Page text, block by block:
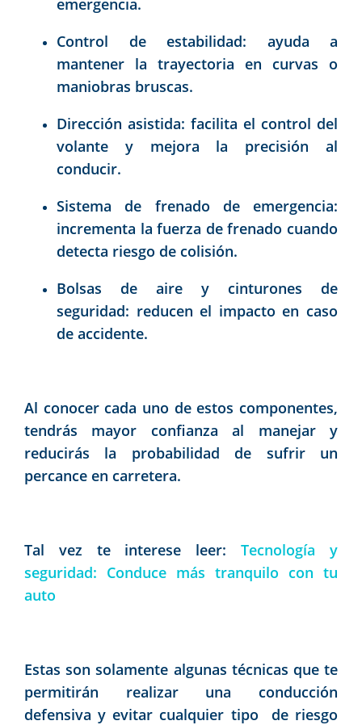
emergencia.
Control de estabilidad: ayuda a
mantener la trayectoria en curvas o
maniobras bruscas.
Dirección asistida: facilita el control del
volante y mejora la precisión al
conducir.
Sistema de frenado de emergencia:
incrementa la fuerza de frenado cuando
detecta riesgo de colisión.
Bolsas de aire y cinturones de
seguridad: reducen el impacto en caso
de accidente.
Al conocer cada uno de estos componentes,
tendrás mayor confianza al manejar y
reducirás la probabilidad de sufrir un
percance en carretera.
Tal vez te interese leer:Tecnología y
seguridad: Conduce más tranquilo con tu
auto
Estas son solamente algunas técnicas que te
permitirán realizar una conducción
defensiva y evitar cualquier tipo de riesgo